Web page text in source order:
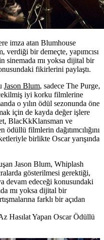
imza atan Blumhouse
verdiği bir demeçte, yapımcısı
sinemada mı yoksa dijital bir
fikirlerini paylaştı.
Jason Blum, sadece The Purge,
iyi korku filmlerine
o yılın ödül sezonunda öne
için de kayda değer işlere
BlacKkKlansman ve
filmlerin dağıtımcılığını
birlikte Oscar yarışında
Jason Blum, Whiplash
gösterilmesi gerektiği,
devam edeceği konusundaki
mı yoksa dijital bir
farklı bir açıdan
Hasılat Yapan Oscar Ödüllü